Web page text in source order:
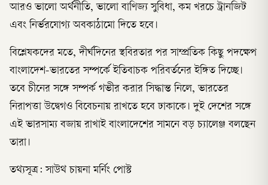
আরও ভালো অর্থনীতি, ভালো বাণিজ্য সুবিধা, কম খরচে ট্রানজিট
এবং নির্ভরযোগ্য অবকাঠামো দিতে হবে।
বিশ্লেষকদের মতে, দীর্ঘদিনের স্থবিরতার পর সাম্প্রতিক কিছু পদক্ষেপ
বাংলাদেশ-ভারতের সম্পর্কে ইতিবাচক পরিবর্তনের ইঙ্গিত দিচ্ছে।
তবে চীনের সঙ্গে সম্পর্ক গভীর করার সিদ্ধান্ত নিলে, ভারতের
নিরাপত্তা উদ্বেগও বিবেচনায় রাখতে হবে ঢাকাকে। দুই দেশের সঙ্গে
এই ভারসাম্য বজায় রাখাই বাংলাদেশের সামনে বড় চ্যালেঞ্জ বলছেন
তারা।
তথ্যসূত্র: সাউথ চায়না মর্নিং পোস্ট